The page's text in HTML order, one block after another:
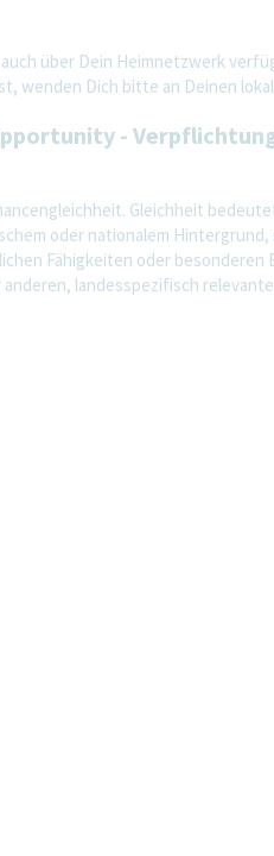
über Dein Heimnetzwerk
wenden Dich bitte an Deinen
-
Gleichheit
oder nationalem
Fähigkeiten oder
landesspezifisch